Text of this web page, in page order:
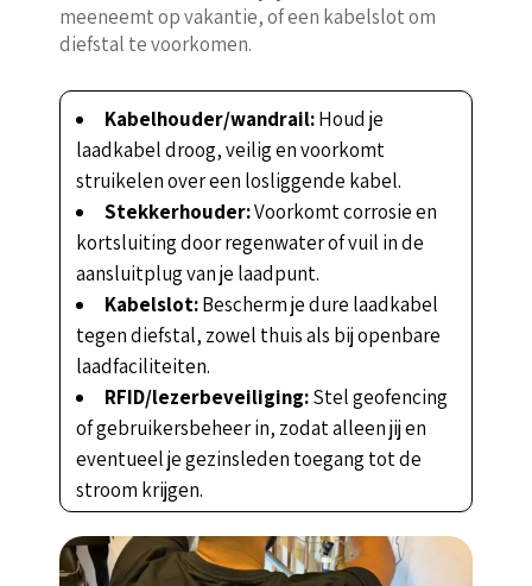
meeneemt op vakantie, of een kabelslot om
diefstal te voorkomen.
Kabelhouder/wandrail:Houd je
laadkabel droog, veilig en voorkomt
struikelen over een losliggende kabel.
Stekkerhouder:Voorkomt corrosie en
kortsluiting door regenwater of vuil in de
aansluitplug van je laadpunt.
Kabelslot:Bescherm je dure laadkabel
tegen diefstal, zowel thuis als bij openbare
laadfaciliteiten.
RFID/lezerbeveiliging:Stel geofencing
of gebruikersbeheer in, zodat alleen jij en
eventueel je gezinsleden toegang tot de
stroom krijgen.